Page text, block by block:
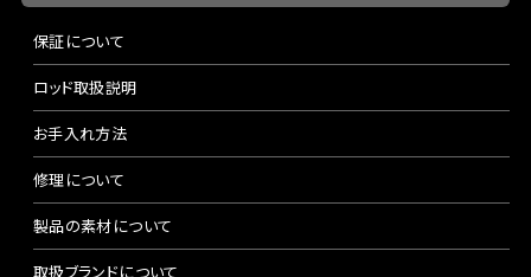
保証について
ロッド取扱説明
お手入れ方法
修理について
製品の素材について
取扱ブランドについて